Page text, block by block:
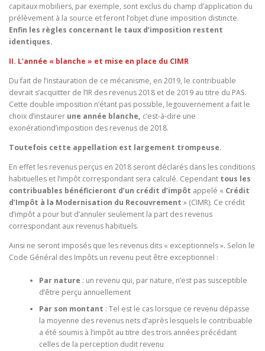
capitaux mobiliers, par exemple, sont exclus du champ d’application du
prélèvement à la source et feront l’objet d’une imposition distincte.
Enfin les règles concernant le taux d’imposition restent
identiques.
II. L’année « blanche » et mise en place du CIMR
Du fait de l’instauration de ce mécanisme, en 2019, le contribuable
devrait s’acquitter de l’IR des revenus 2018 et de 2019 au titre du PAS.
Cette double imposition n’étant pas possible, legouvernement a fait le
choix d’instaurer une année blanche, c’est-à-dire une
exonérationd’imposition des revenus de 2018.
Toutefois cette appellation est largement trompeuse.
En effet les revenus perçus en 2018 seront déclarés dans les conditions
habituelles et l’impôt correspondant sera calculé. Cependant tous les
contribuables bénéficieront d’un crédit d’impôt appelé « Crédit
d’Impôt à la Modernisation du Recouvrement » (CIMR). Ce crédit
d’impôt a pour but d’annuler seulement la part des revenus
correspondant aux revenus habituels.
Ainsi ne seront imposés que les revenus dits « exceptionnels ». Selon le
Code Général des Impôts un revenu peut être exceptionnel :
Par nature : un revenu qui, par nature, n’est pas susceptible
d’être perçu annuellement
Par son montant : Tel est le cas lorsque ce revenu dépasse
la moyenne des revenus nets d’après lesquels le contribuable
a été soumis à l’impôt au titre des trois années précédant
celles de la perception dudit revenu